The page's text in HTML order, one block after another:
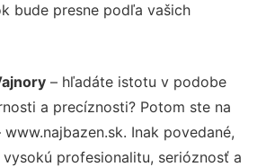
bude presne podľa vašich
– hľadáte istotu v podobe
a precíznosti? Potom ste na
www.najbazen.sk. Inak povedané,
profesionalitu, serióznosť a